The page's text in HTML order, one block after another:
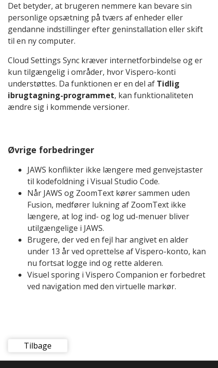
Det betyder, at brugeren nemmere kan bevare sin
personlige opsætning på tværs af enheder eller
gendanne indstillinger efter geninstallation eller skift
til en ny computer.
Cloud Settings Sync kræver internetforbindelse og er
kun tilgængelig i områder, hvor Vispero-konti
understøttes. Da funktionen er en del af Tidlig
ibrugtagning-programmet, kan funktionaliteten
ændre sig i kommende versioner.
Øvrige forbedringer
JAWS konflikter ikke længere med genvejstaster
til kodefoldning i Visual Studio Code.
Når JAWS og ZoomText kører sammen uden
Fusion, medfører lukning af ZoomText ikke
længere, at log ind- og log ud-menuer bliver
utilgængelige i JAWS.
Brugere, der ved en fejl har angivet en alder
under 13 år ved oprettelse af Vispero-konto, kan
nu fortsat logge ind og rette alderen.
Visuel sporing i Vispero Companion er forbedret
ved navigation med den virtuelle markør.
Tilbage